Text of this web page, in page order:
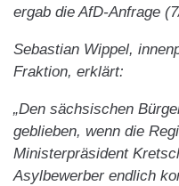
ergab die AfD-Anfrage
Sebastian Wippel,
Fraktion, erklärt:
„Den sächsischen
geblieben, wenn die
Ministerpräsident
Asylbewerber endlich